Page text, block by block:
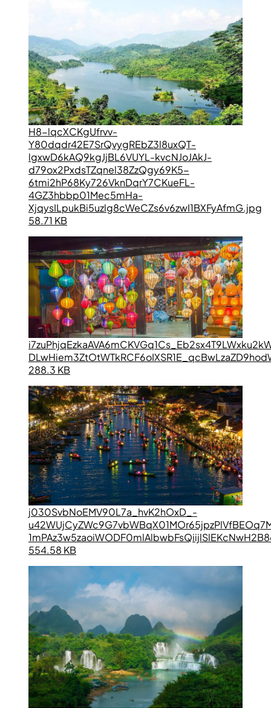
H8-lqcXCKgUfrvv-
Y80dqdr42E7SrQvygREbZ3l8uxQT-
lgxwD6kAQ9kgJjBL6VUYL-kvcNJoJAkJ-
d79ox2PxdsTZqnel38ZzQgy69K5-
6tmi2hP68Ky726VknDqrY7CKueFL-
4GZ3hbbp01Mec5mHa-
XjqysILpukBi5uzlg8cWeCZs6v6zwI1BXFyAfmG.jpg
58.71 KB
288.3 KB
j030SvbNoEMV90L7a_hvK2hOxD_-
554.58 KB